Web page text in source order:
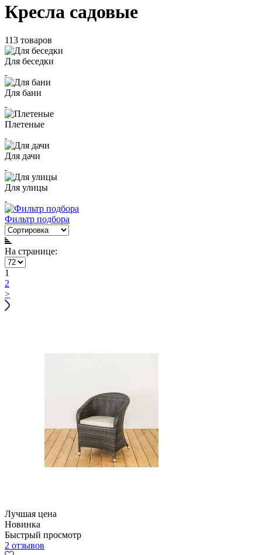
Кресла садовые
113 товаров
Для беседки
Для бани
Плетеные
Для дачи
Для улицы
Фильтр подбора
На странице:
1
2
>
Лучшая цена
Новинка
Быстрый просмотр
2 отзывов